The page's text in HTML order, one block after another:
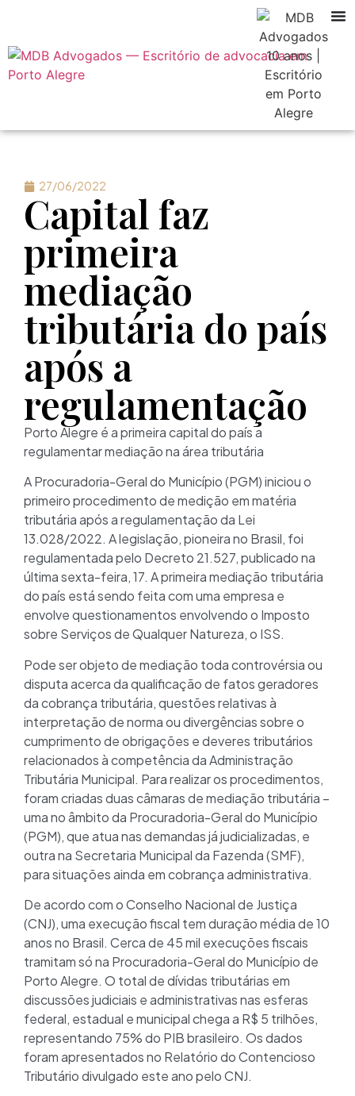
27/06/2022
Capital faz
primeira
mediação
tributária do país
após a
regulamentação
Porto Alegre é a primeira capital do país a
regulamentar mediação na área tributária
A Procuradoria-Geral do Município (PGM) iniciou o
primeiro procedimento de medição em matéria
tributária após a regulamentação da Lei
13.028/2022. A legislação, pioneira no Brasil, foi
regulamentada pelo Decreto 21.527, publicado na
última sexta-feira, 17. A primeira mediação tributária
do país está sendo feita com uma empresa e
envolve questionamentos envolvendo o Imposto
sobre Serviços de Qualquer Natureza, o ISS.
Pode ser objeto de mediação toda controvérsia ou
disputa acerca da qualificação de fatos geradores
da cobrança tributária, questões relativas à
interpretação de norma ou divergências sobre o
cumprimento de obrigações e deveres tributários
relacionados à competência da Administração
Tributária Municipal. Para realizar os procedimentos,
foram criadas duas câmaras de mediação tributária –
uma no âmbito da Procuradoria-Geral do Município
(PGM), que atua nas demandas já judicializadas, e
outra na Secretaria Municipal da Fazenda (SMF),
para situações ainda em cobrança administrativa.
De acordo com o Conselho Nacional de Justiça
(CNJ), uma execução fiscal tem duração média de 10
anos no Brasil. Cerca de 45 mil execuções fiscais
tramitam só na Procuradoria-Geral do Município de
Porto Alegre. O total de dívidas tributárias em
discussões judiciais e administrativas nas esferas
federal, estadual e municipal chega a R$ 5 trilhões,
representando 75% do PIB brasileiro. Os dados
foram apresentados no Relatório do Contencioso
Tributário divulgado este ano pelo CNJ.